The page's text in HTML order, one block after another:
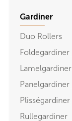
Gardiner
Duo Rollers
Foldegardiner
Lamelgardiner
Panelgardiner
Plisségardiner
Rullegardiner